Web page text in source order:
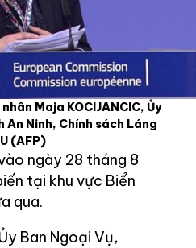
Maja KOCIJANCIC, Ủy
An Ninh, Chính sách Láng
(AFP)
ngày 28 tháng 8
tại khu vực Biển
qua.
Ban Ngoại Vụ,